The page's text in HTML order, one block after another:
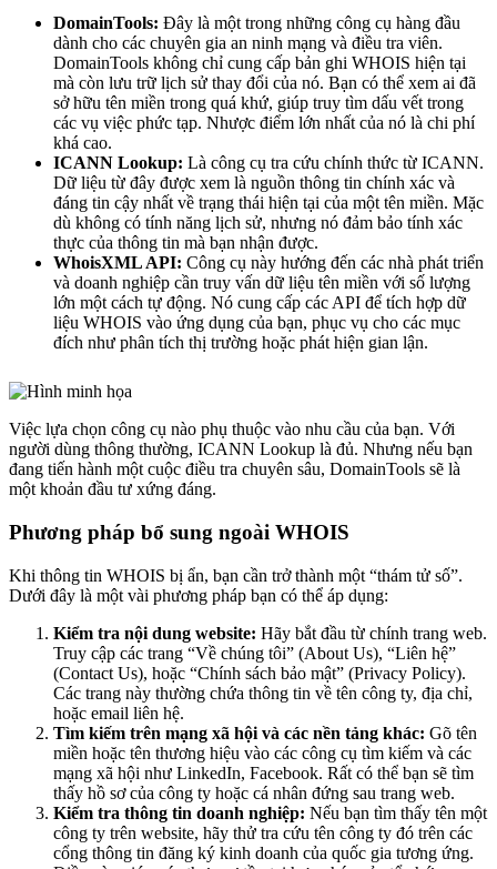
DomainTools: Đây là một trong những công cụ hàng đầu
dành cho các chuyên gia an ninh mạng và điều tra viên.
DomainTools không chỉ cung cấp bản ghi WHOIS hiện tại
mà còn lưu trữ lịch sử thay đổi của nó. Bạn có thể xem ai đã
sở hữu tên miền trong quá khứ, giúp truy tìm dấu vết trong
các vụ việc phức tạp. Nhược điểm lớn nhất của nó là chi phí
khá cao.
ICANN Lookup: Là công cụ tra cứu chính thức từ ICANN.
Dữ liệu từ đây được xem là nguồn thông tin chính xác và
đáng tin cậy nhất về trạng thái hiện tại của một tên miền. Mặc
dù không có tính năng lịch sử, nhưng nó đảm bảo tính xác
thực của thông tin mà bạn nhận được.
WhoisXML API: Công cụ này hướng đến các nhà phát triển
và doanh nghiệp cần truy vấn dữ liệu tên miền với số lượng
lớn một cách tự động. Nó cung cấp các API để tích hợp dữ
liệu WHOIS vào ứng dụng của bạn, phục vụ cho các mục
đích như phân tích thị trường hoặc phát hiện gian lận.
Việc lựa chọn công cụ nào phụ thuộc vào nhu cầu của bạn. Với
người dùng thông thường, ICANN Lookup là đủ. Nhưng nếu bạn
đang tiến hành một cuộc điều tra chuyên sâu, DomainTools sẽ là
một khoản đầu tư xứng đáng.
Phương pháp bổ sung ngoài WHOIS
Khi thông tin WHOIS bị ẩn, bạn cần trở thành một “thám tử số”.
Dưới đây là một vài phương pháp bạn có thể áp dụng:
Kiểm tra nội dung website: Hãy bắt đầu từ chính trang web.
Truy cập các trang “Về chúng tôi” (About Us), “Liên hệ”
(Contact Us), hoặc “Chính sách bảo mật” (Privacy Policy).
Các trang này thường chứa thông tin về tên công ty, địa chỉ,
hoặc email liên hệ.
Tìm kiếm trên mạng xã hội và các nền tảng khác: Gõ tên
miền hoặc tên thương hiệu vào các công cụ tìm kiếm và các
mạng xã hội như LinkedIn, Facebook. Rất có thể bạn sẽ tìm
thấy hồ sơ của công ty hoặc cá nhân đứng sau trang web.
Kiểm tra thông tin doanh nghiệp: Nếu bạn tìm thấy tên một
công ty trên website, hãy thử tra cứu tên công ty đó trên các
cổng thông tin đăng ký kinh doanh của quốc gia tương ứng.